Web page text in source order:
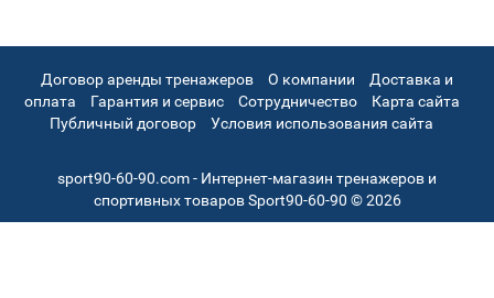
Чехол для оружия Savior Equipment 55'' American Classic
Чехол для оружия Savior Equipment 55'' American Classic
FDE арт.RB-5512DG-V1-TN
8 888 грн
Договор аренды тренажеров О компании
Доставка и
оплата
Гарантия и сервис Сотрудничество
Карта сайта
Публичный договор
Условия использования сайта
sport90-60-90.com - Интернет-магазин тренажеров и
спортивных товаров Sport90-60-90 © 2026